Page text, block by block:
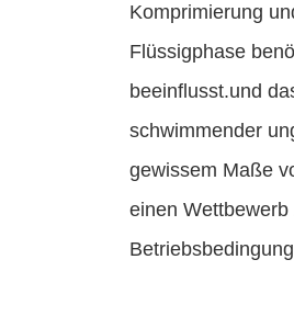
Komprimierung
Flüssigphase
beeinflusst.und
schwimmender
gewissem Maße
einen